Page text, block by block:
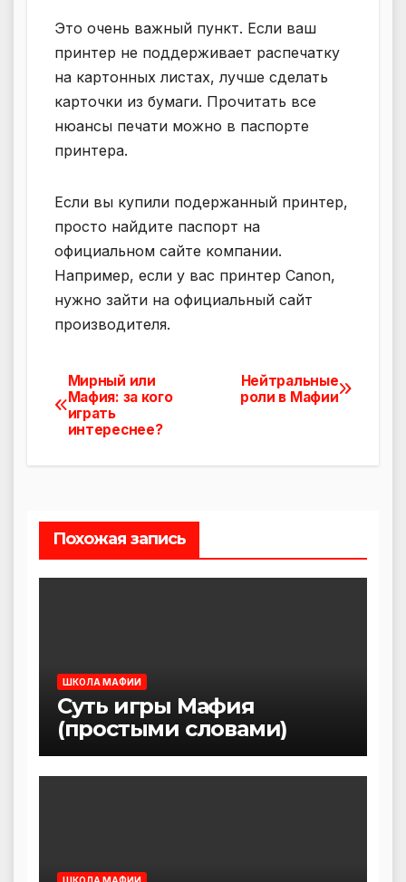
Это очень важный пункт. Если ваш
принтер не поддерживает распечатку
на картонных листах, лучше сделать
карточки из бумаги. Прочитать все
нюансы печати можно в паспорте
принтера.
Если вы купили подержанный принтер,
просто найдите паспорт на
официальном сайте компании.
Например, если у вас принтер Canon,
нужно зайти на официальный сайт
производителя.
Навигация
по
записям
Нейтральные
роли в Мафии
Мирный или
Мафия: за кого
играть
интереснее?
Похожая запись
ШКОЛА МАФИИ
Суть игры Мафия
(простыми словами)